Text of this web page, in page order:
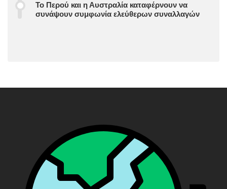
Το Περού και η Αυστραλία καταφέρνουν να
συνάψουν συμφωνία ελεύθερων συναλλαγών